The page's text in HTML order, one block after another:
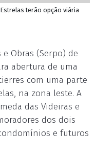
terão opção viária
Obras (Serpo) de
abertura de uma
com uma parte
na zona leste. A
das Videiras e
dos dois
e futuros